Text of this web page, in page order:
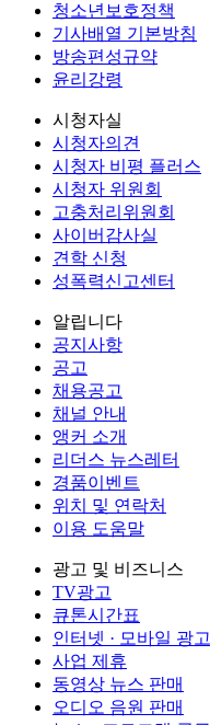
청소년보호정책
기사배열 기본방침
방송편성규약
윤리강령
시청자실
시청자의견
시청자 비평 플러스
시청자 위원회
고충처리위원회
사이버감사실
견학 신청
성폭력신고센터
알립니다
공지사항
공고
채용공고
채널 안내
앵커 소개
리더스 뉴스레터
경품이벤트
위치 및 연락처
이용 도움말
광고 및 비즈니스
TV광고
큐톤시간표
인터넷 · 모바일 광고
사업 제휴
동영상 뉴스 판매
오디오 음원 판매